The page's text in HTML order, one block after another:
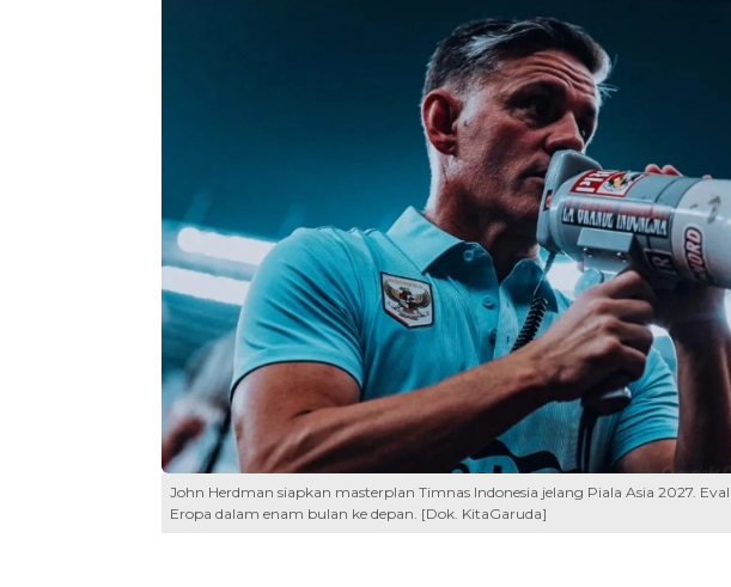
John Herdman siapkan masterplan Timnas Indonesia jelang Piala Asia 2027.
Eropa dalam enam bulan ke depan. [Dok. KitaGaruda]